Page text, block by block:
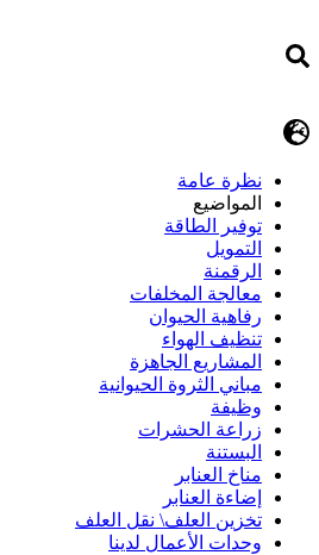
نظرة عامة
المواضيع
توفير الطاقة
التمويل
الرقمنة
معالجة المخلفات
رفاهية الحيوان
تنظيف الهواء
المشاريع الجاهزة
مباني الثروة الحيوانية
وظيفة
زراعة الحشرات
البستنة
مناخ العنابر
إضاءة العنابر
تخزين العلف\ نقل العلف
وحدات الأعمال لدينا